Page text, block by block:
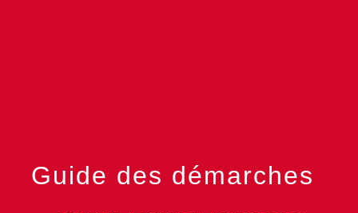
Guide des démarches